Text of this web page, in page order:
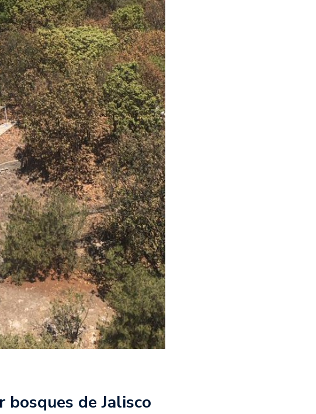
de Jalisco